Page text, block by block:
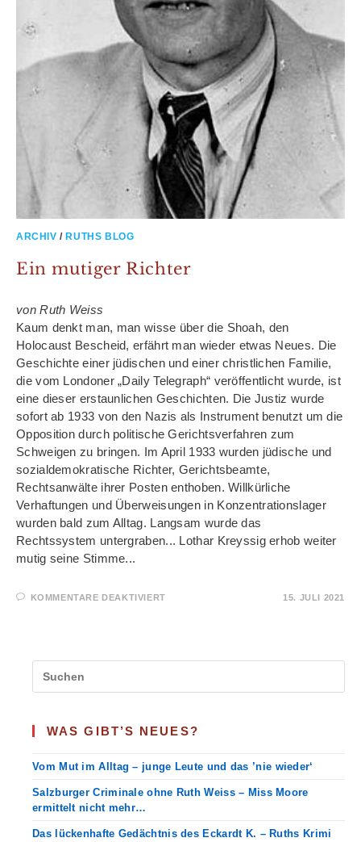
ARCHIV / RUTHS BLOG
Ein mutiger Richter
von Ruth Weiss
Kaum denkt man, man wisse über die Shoah, den
Holocaust Bescheid, erfährt man wieder etwas Neues. Die
Geschichte einer jüdischen und einer christlichen Familie,
die vom Londoner „Daily Telegraph“ veröffentlicht wurde, ist
eine dieser erstaunlichen Geschichten. Die Justiz wurde
sofort ab 1933 von den Nazis als Instrument benutzt um die
Opposition durch politische Gerichtsverfahren zum
Schweigen zu bringen. Im April 1933 wurden jüdische und
sozialdemokratische Richter, Gerichtsbeamte,
Rechtsanwälte ihrer Posten enthoben. Willkürliche
Verhaftungen und Überweisungen in Konzentrationslager
wurden bald zum Alltag. Langsam wurde das
Rechtssystem untergraben... Lothar Kreyssig erhob weiter
mutig seine Stimme...
KOMMENTARE DEAKTIVIERTFÜR
15. JULI 2021
WAS GIBT’S NEUES?
Vom Mut im Alltag – junge Leute und das ’nie wieder‘
Salzburger Criminale ohne Ruth Weiss – Miss Moore
ermittelt nicht mehr…
Das lückenhafte Gedächtnis des Eckardt K. – Ruths Krimi